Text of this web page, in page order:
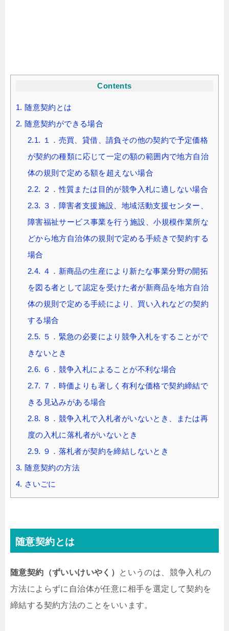
Contents
1. 随意契約とは
2. 随意契約ができる場合
2.1. １．売買、貸借、請負その他の契約で予定価格
が契約の種類に応じて一定の額の範囲内で地方自治
体の規則で定める額を超えない場合
2.2. ２．性質または目的が競争入札に適しない場合
2.3. ３．障害者支援施設、地域活動支援センター、
障害福祉サービス事業を行う施設、小規模作業所な
どから地方自治体の規則で定める手続きで契約する
場合
2.4. ４．新商品の生産により新たな事業分野の開拓
を図る者として認定を受けた者が新商品を地方自治
体の規則で定める手続により、買い入れなどの契約
する場合
2.5. ５．緊急の必要により競争入札をすることがで
きないとき
2.6. ６．競争入札によることが不利な場合
2.7. ７．時価よりも著しく有利な価格で契約締結で
きる見込みがある場合
2.8. ８．競争入札で入札者がいないとき、または再
度の入札に落札者がいないとき
2.9. ９．落札者が契約を締結しないとき
3. 随意契約の方法
4. さいごに
随意契約とは
随意契約（ずいいけいやく）
というのは、競争入札の
方法によらずに自治体が任意に相手を選定して契約を
締結する契約方法のことをいいます。